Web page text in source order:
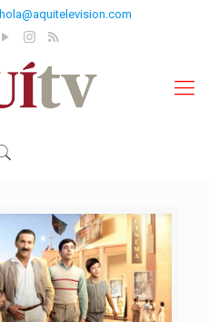
hola@aquitelevision.com